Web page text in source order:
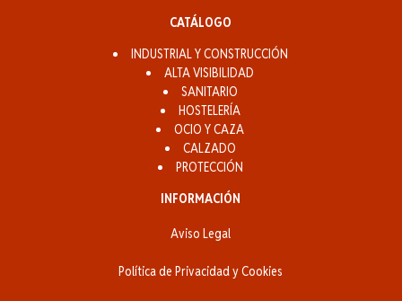
CATÁLOGO
INDUSTRIAL Y CONSTRUCCIÓN
ALTA VISIBILIDAD
SANITARIO
HOSTELERÍA
OCIO Y CAZA
CALZADO
PROTECCIÓN
INFORMACIÓN
Aviso Legal
Política de Privacidad y Cookies